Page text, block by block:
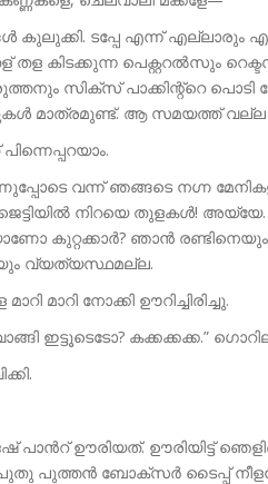
കുലുക്കി. ടപ്പേ എന്ന് എല്ലാരും
തള കിടക്കുന്ന പെക്റ്ററൽസും
സിക്സ് പാക്കിന്റ്റെ
മാത്രമുണ്ട്. ആ സമയത്ത് വല്ല
വന്ന് ഞങ്ങടെ നഗ്ന
നിറയെ തുളകൾ!
കുറ്റക്കാർ? ഞാൻ
വ്യത്യസ്ഥമല്ല.
മാറി നോക്കി ഊറിച്ചിരിച്ചു.
ഇട്ടൂടെടോ? കക്കക്കക്ക.”
പാൻറ് ഊരിയത്. ഊരിയിട്ട്
പുത്തൻ ബോക്സർ ടൈപ്പ്